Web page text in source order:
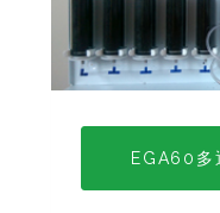
EGA60多